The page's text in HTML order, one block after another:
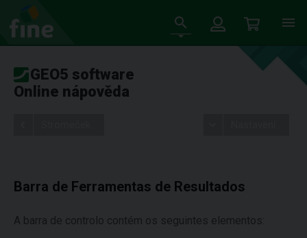
GEO5 software
Online nápověda
Barra de Ferramentas de Resultados
A barra de controlo contém os seguintes elementos: